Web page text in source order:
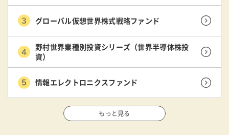
グローバル仮想世界株式戦略ファンド
野村世界業種別投資シリーズ（世界半導体株投
資）
情報エレクトロニクスファンド
もっと見る